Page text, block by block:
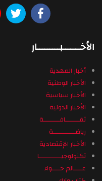
الأخـــــــبـــــــــار
أخبار المهدية
الأخبار الوطنية
الأخبار سياسية
الأخبار الدولية
ثقـــــــافــــــــة
رياضـــــــــــة
الأخبار الإقتصادية
تكنولوجيـــــــــــا
عــــالم حــــواء